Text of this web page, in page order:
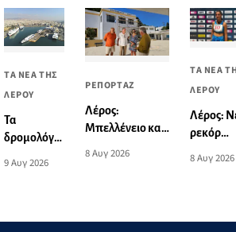
ΤΑ ΝΕΑ ΤΗΣ
ΛΕΡΟΥ
Τα
δρομολόγια
και προς
16
9 Αυγ 2026
ΡΕΠΟΡΤΑΖ
Λέρος:
Μπελλένειο και
αλλάζουν όψη
8 Αυγ 2026
ΤΑ ΝΕΑ
ΛΕΡΟΥ
Λέρος:
ρεκόρ
Αιγαίου
Μαρία
8 Αυγ 2026